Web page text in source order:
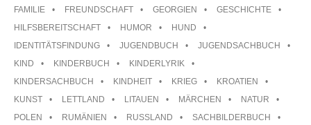
FAMILIE
FREUNDSCHAFT GEORGIEN
GESCHICHTE
HILFSBEREITSCHAFT
HUMOR
HUND
IDENTITÄTSFINDUNG
JUGENDBUCH
JUGENDSACHBUCH
KIND
KINDERBUCH
KINDERLYRIK
KINDERSACHBUCH
KINDHEIT KRIEG
KROATIEN
KUNST
LETTLAND LITAUEN MÄRCHEN
NATUR
POLEN
RUMÄNIEN RUSSLAND
SACHBILDERBUCH